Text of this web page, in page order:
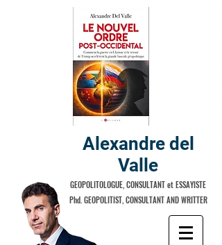
Alexandre del
Valle
GEOPOLITOLOGUE, CONSULTANT et ESSAYISTE
Phd. GEOPOLITIST, CONSULTANT AND WRITTER